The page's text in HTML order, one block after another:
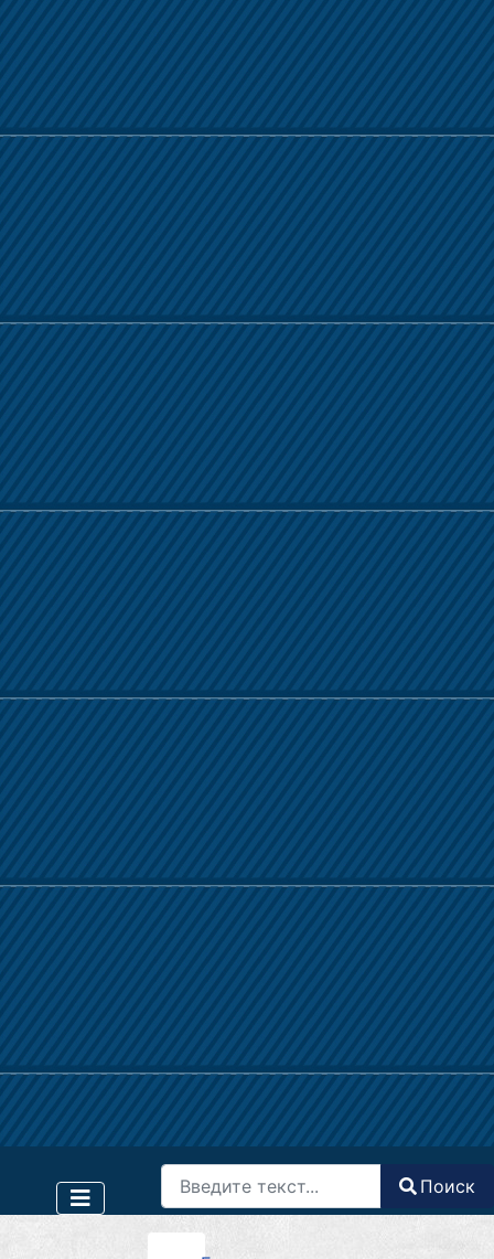
Поиск
Type 2 or more characters for results.
Поиск